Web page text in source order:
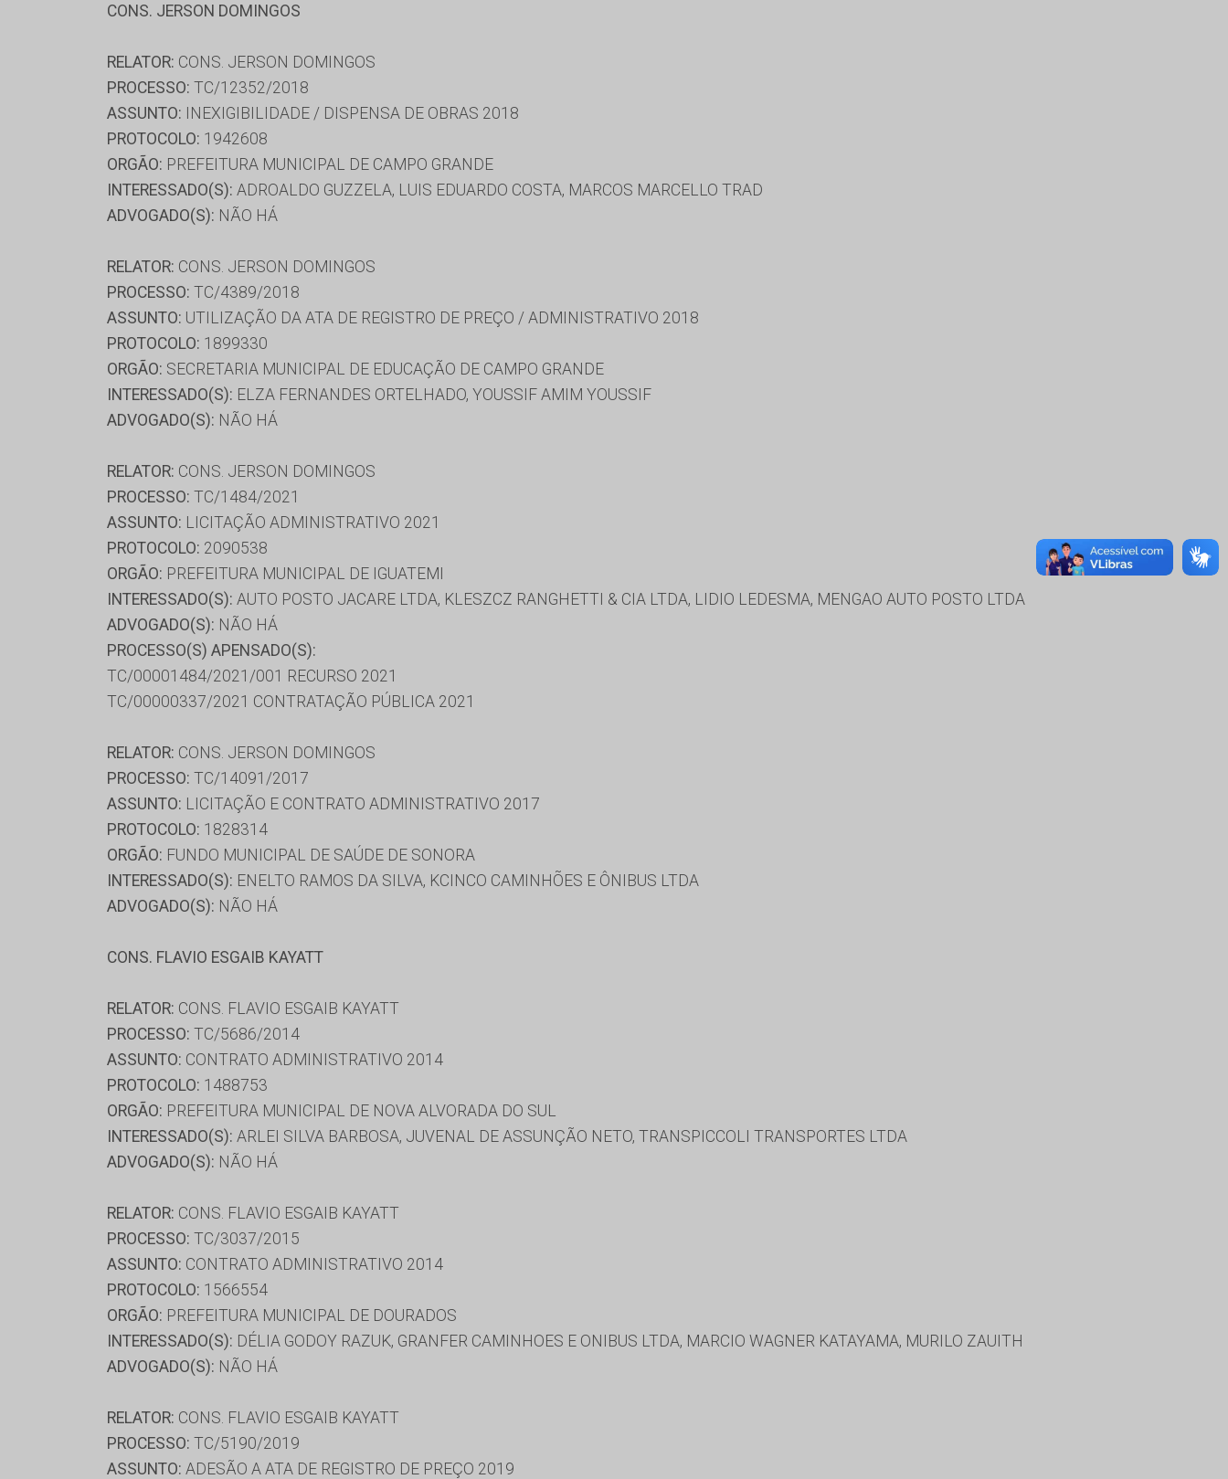
CONS. JERSON DOMINGOS
RELATOR: CONS. JERSON DOMINGOS
PROCESSO: TC/12352/2018
ASSUNTO: INEXIGIBILIDADE / DISPENSA DE OBRAS 2018
PROTOCOLO: 1942608
ORGÃO: PREFEITURA MUNICIPAL DE CAMPO GRANDE
INTERESSADO(S): ADROALDO GUZZELA, LUIS EDUARDO COSTA, MARCOS MARCELLO TRAD
ADVOGADO(S): NÃO HÁ
RELATOR: CONS. JERSON DOMINGOS
PROCESSO: TC/4389/2018
ASSUNTO: UTILIZAÇÃO DA ATA DE REGISTRO DE PREÇO / ADMINISTRATIVO 2018
PROTOCOLO: 1899330
ORGÃO: SECRETARIA MUNICIPAL DE EDUCAÇÃO DE CAMPO GRANDE
INTERESSADO(S): ELZA FERNANDES ORTELHADO, YOUSSIF AMIM YOUSSIF
ADVOGADO(S): NÃO HÁ
RELATOR: CONS. JERSON DOMINGOS
PROCESSO: TC/1484/2021
ASSUNTO: LICITAÇÃO ADMINISTRATIVO 2021
PROTOCOLO: 2090538
ORGÃO: PREFEITURA MUNICIPAL DE IGUATEMI
INTERESSADO(S): AUTO POSTO JACARE LTDA, KLESZCZ RANGHETTI & CIA LTDA, LIDIO LEDESMA, MENGAO AUTO POSTO LTDA
ADVOGADO(S): NÃO HÁ
PROCESSO(S) APENSADO(S):
TC/00001484/2021/001 RECURSO 2021
TC/00000337/2021 CONTRATAÇÃO PÚBLICA 2021
RELATOR: CONS. JERSON DOMINGOS
PROCESSO: TC/14091/2017
ASSUNTO: LICITAÇÃO E CONTRATO ADMINISTRATIVO 2017
PROTOCOLO: 1828314
ORGÃO: FUNDO MUNICIPAL DE SAÚDE DE SONORA
INTERESSADO(S): ENELTO RAMOS DA SILVA, KCINCO CAMINHÕES E ÔNIBUS LTDA
ADVOGADO(S): NÃO HÁ
CONS. FLAVIO ESGAIB KAYATT
RELATOR: CONS. FLAVIO ESGAIB KAYATT
PROCESSO: TC/5686/2014
ASSUNTO: CONTRATO ADMINISTRATIVO 2014
PROTOCOLO: 1488753
ORGÃO: PREFEITURA MUNICIPAL DE NOVA ALVORADA DO SUL
INTERESSADO(S): ARLEI SILVA BARBOSA, JUVENAL DE ASSUNÇÃO NETO, TRANSPICCOLI TRANSPORTES LTDA
ADVOGADO(S): NÃO HÁ
RELATOR: CONS. FLAVIO ESGAIB KAYATT
PROCESSO: TC/3037/2015
ASSUNTO: CONTRATO ADMINISTRATIVO 2014
PROTOCOLO: 1566554
ORGÃO: PREFEITURA MUNICIPAL DE DOURADOS
INTERESSADO(S): DÉLIA GODOY RAZUK, GRANFER CAMINHOES E ONIBUS LTDA, MARCIO WAGNER KATAYAMA, MURILO ZAUITH
ADVOGADO(S): NÃO HÁ
RELATOR: CONS. FLAVIO ESGAIB KAYATT
PROCESSO: TC/5190/2019
ASSUNTO: ADESÃO A ATA DE REGISTRO DE PREÇO 2019